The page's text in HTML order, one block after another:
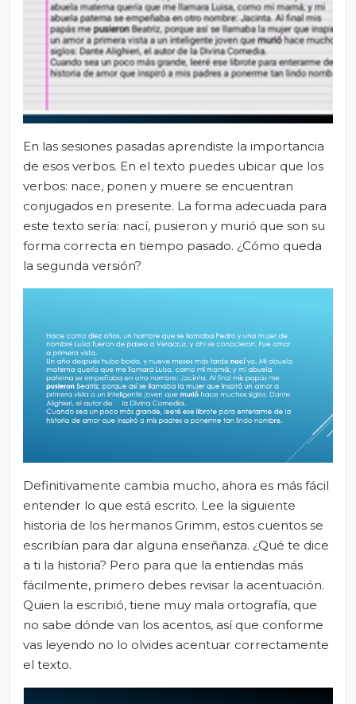
En las sesiones pasadas aprendiste la importancia
de esos verbos. En el texto puedes ubicar que los
verbos: nace, ponen y muere se encuentran
conjugados en presente. La forma adecuada para
este texto sería: nací, pusieron y murió que son su
forma correcta en tiempo pasado. ¿Cómo queda
la segunda versión?
Definitivamente cambia mucho, ahora es más fácil
entender lo que está escrito. Lee la siguiente
historia de los hermanos Grimm, estos cuentos se
escribían para dar alguna enseñanza. ¿Qué te dice
a ti la historia? Pero para que la entiendas más
fácilmente, primero debes revisar la acentuación.
Quien la escribió, tiene muy mala ortografía, que
no sabe dónde van los acentos, así que conforme
vas leyendo no lo olvides acentuar correctamente
el texto.